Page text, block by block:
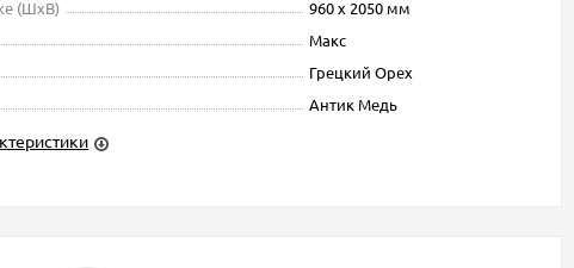
(ШxВ)
960 х 2050 мм
Макс
Грецкий Орех
Антик Медь